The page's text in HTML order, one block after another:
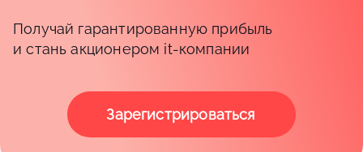
Получай гарантированную прибыль
и стань акционером it-компании
Зарегистрироваться